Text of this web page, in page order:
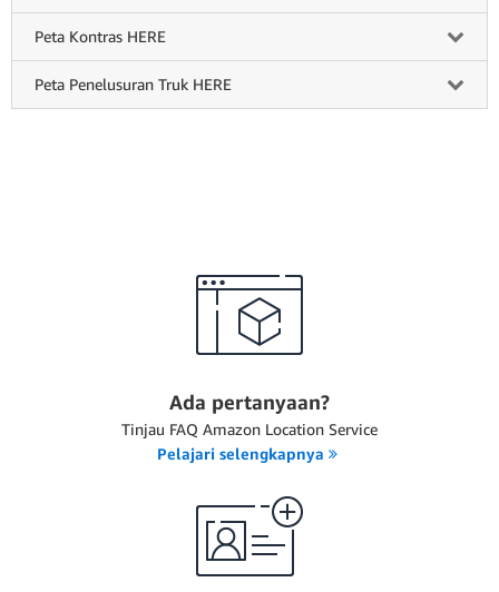
Peta Kontras HERE
Peta Penelusuran Truk HERE
Ada pertanyaan?
Tinjau FAQ Amazon Location Service
Pelajari selengkapnya